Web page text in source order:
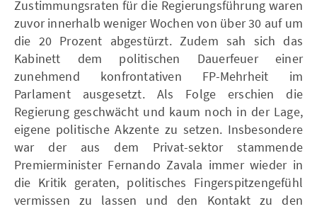
Zustimmungsraten für die Regierungsführung waren
zuvor innerhalb weniger Wochen von über 30 auf um
die 20 Prozent abgestürzt. Zudem sah sich das
Kabinett dem politischen Dauerfeuer einer
zunehmend konfrontativen FP-Mehrheit im
Parlament ausgesetzt. Als Folge erschien die
Regierung geschwächt und kaum noch in der Lage,
eigene politische Akzente zu setzen. Insbesondere
war der aus dem Privat-sektor stammende
Premierminister Fernando Zavala immer wieder in
die Kritik geraten, politisches Fingerspitzengefühl
vermissen zu lassen und den Kontakt zu den